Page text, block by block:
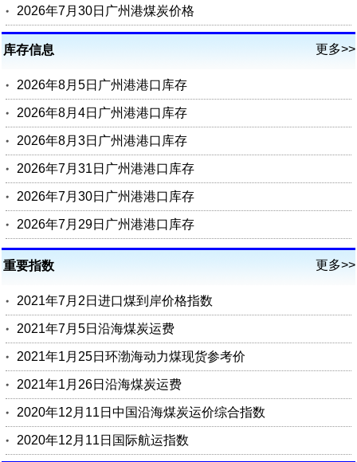
2026年7月30日广州港煤炭价格
更多>>
库存信息
2026年8月5日广州港港口库存
2026年8月4日广州港港口库存
2026年8月3日广州港港口库存
2026年7月31日广州港港口库存
2026年7月30日广州港港口库存
2026年7月29日广州港港口库存
更多>>
重要指数
2021年7月2日进口煤到岸价格指数
2021年7月5日沿海煤炭运费
2021年1月25日环渤海动力煤现货参考价
2021年1月26日沿海煤炭运费
2020年12月11日中国沿海煤炭运价综合指数
2020年12月11日国际航运指数